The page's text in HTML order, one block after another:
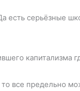
есть серьёзные
капитализма
все предельно